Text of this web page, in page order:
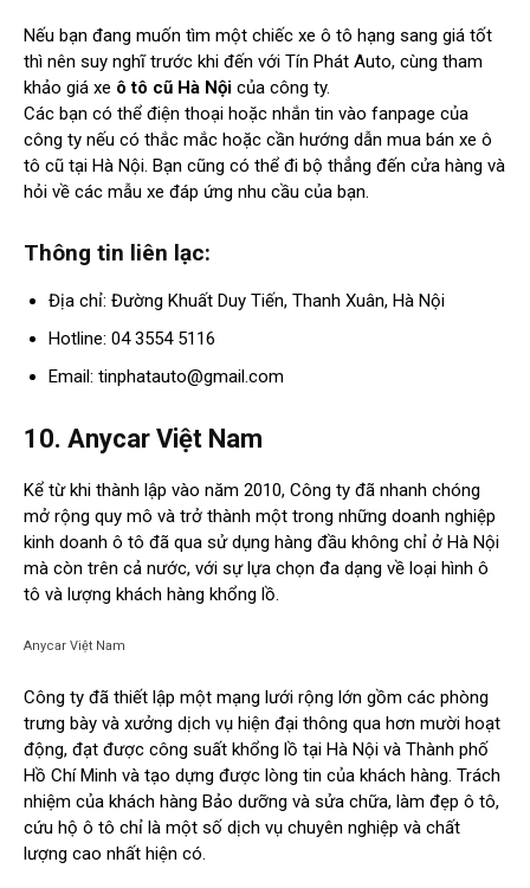
Nếu bạn đang muốn tìm một chiếc xe ô tô hạng sang giá tốt
thì nên suy nghĩ trước khi đến với Tín Phát Auto, cùng tham
khảo giá xe ô tô cũ Hà Nội của công ty.
Các bạn có thể điện thoại hoặc nhắn tin vào fanpage của
công ty nếu có thắc mắc hoặc cần hướng dẫn mua bán xe ô
tô cũ tại Hà Nội. Bạn cũng có thể đi bộ thẳng đến cửa hàng và
hỏi về các mẫu xe đáp ứng nhu cầu của bạn.
Thông tin liên lạc:
Địa chỉ: Đường Khuất Duy Tiến, Thanh Xuân, Hà Nội
Hotline: 04 3554 5116
Email: tinphatauto@gmail.com
10. Anycar Việt Nam
Kể từ khi thành lập vào năm 2010, Công ty đã nhanh chóng
mở rộng quy mô và trở thành một trong những doanh nghiệp
kinh doanh ô tô đã qua sử dụng hàng đầu không chỉ ở Hà Nội
mà còn trên cả nước, với sự lựa chọn đa dạng về loại hình ô
tô và lượng khách hàng khổng lồ.
Anycar Việt Nam
Công ty đã thiết lập một mạng lưới rộng lớn gồm các phòng
trưng bày và xưởng dịch vụ hiện đại thông qua hơn mười hoạt
động, đạt được công suất khổng lồ tại Hà Nội và Thành phố
Hồ Chí Minh và tạo dựng được lòng tin của khách hàng. Trách
nhiệm của khách hàng Bảo dưỡng và sửa chữa, làm đẹp ô tô,
cứu hộ ô tô chỉ là một số dịch vụ chuyên nghiệp và chất
lượng cao nhất hiện có.